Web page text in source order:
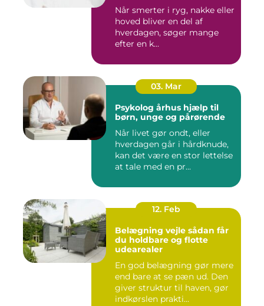
Når smerter i ryg, nakke eller
hoved bliver en del af
hverdagen, søger mange
efter en k...
03. Mar
Psykolog århus hjælp til
børn, unge og pårørende
Når livet gør ondt, eller
hverdagen går i hårdknude,
kan det være en stor lettelse
at tale med en pr...
12. Feb
Belægning vejle sådan får
du holdbare og flotte
udearealer
En god belægning gør mere
end bare at se pæn ud. Den
giver struktur til haven, gør
indkørslen prakti...